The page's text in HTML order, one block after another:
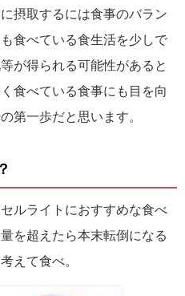
摂取するには食事のバラン
食べている食生活を少しで
が得られる可能性があると
食べている食事にも目を向
第一歩だと思います。
ルライトにおすすめな食べ
を超えたら本末転倒になる
えて食べ。